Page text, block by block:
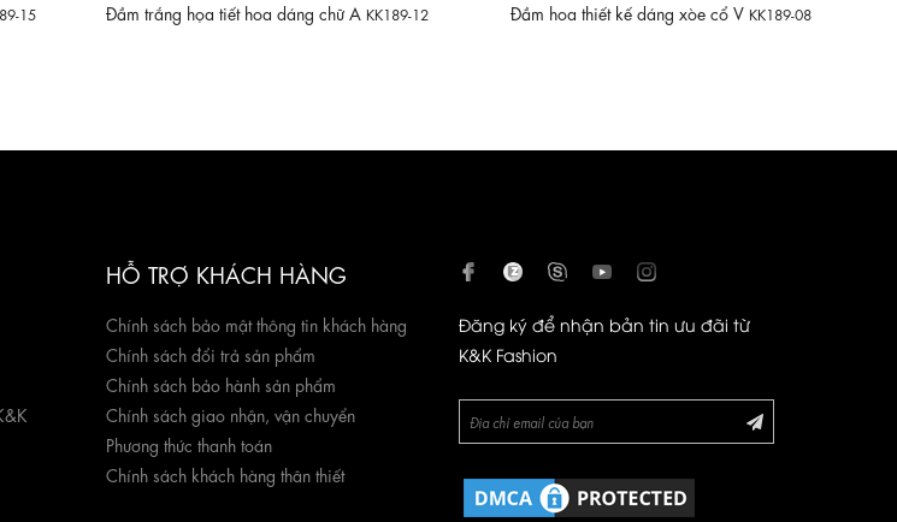
15
Đầm trắng họa tiết hoa dáng chữ A KK189-12
Đầm hoa thiết kế dáng xòe cổ V KK189-08
HỖ TRỢ KHÁCH HÀNG
Chính sách bảo mật thông tin khách hàng
Chính sách đổi trả sản phẩm
Chính sách bảo hành sản phẩm
Chính sách giao nhận, vận chuyển
Phương thức thanh toán
Chính sách khách hàng thân thiết
Đăng ký để nhận bản tin ưu đãi từ
K&K Fashion